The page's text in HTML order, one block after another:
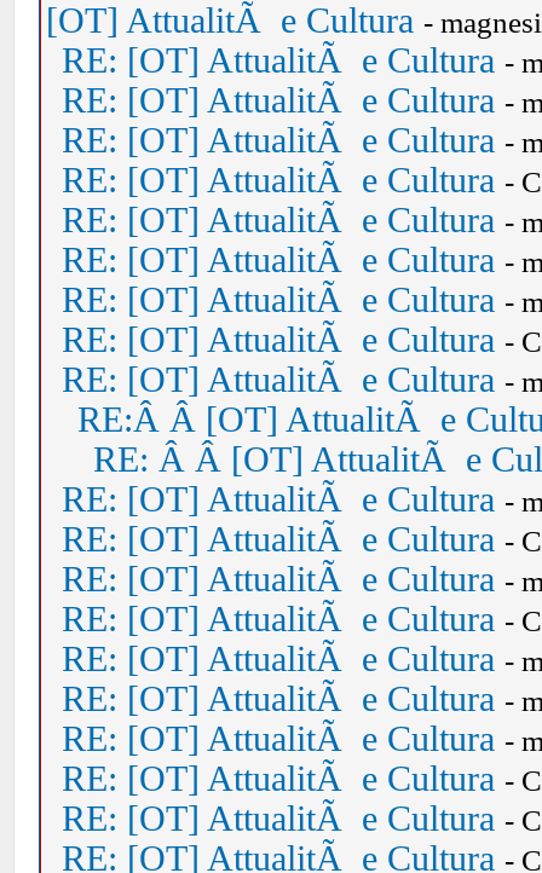
[OT] AttualitÃ e Cultura -
RE: [OT] AttualitÃ e Cultura -
RE: [OT] AttualitÃ e Cultura -
RE: [OT] AttualitÃ e Cultura -
RE: [OT] AttualitÃ e Cultura -
RE: [OT] AttualitÃ e Cultura -
RE: [OT] AttualitÃ e Cultura -
RE: [OT] AttualitÃ e Cultura -
RE: [OT] AttualitÃ e Cultura -
RE: [OT] AttualitÃ e Cultura -
RE:Â Â [OT] AttualitÃ e
RE: Â Â [OT] AttualitÃ e
RE: [OT] AttualitÃ e Cultura -
RE: [OT] AttualitÃ e Cultura -
RE: [OT] AttualitÃ e Cultura -
RE: [OT] AttualitÃ e Cultura -
RE: [OT] AttualitÃ e Cultura -
RE: [OT] AttualitÃ e Cultura -
RE: [OT] AttualitÃ e Cultura -
RE: [OT] AttualitÃ e Cultura -
RE: [OT] AttualitÃ e Cultura -
RE: [OT] AttualitÃ e Cultura -